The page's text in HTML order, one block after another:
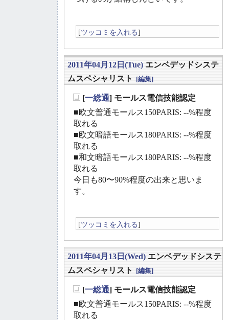
[ツッコミを入れる]
2011年04月12日(Tue) エンベデッドシステ
ムスペシャリスト
[編集]
[一総通] モールス電信技能認定
■欧文普通モールス150PARIS: --%程度
取れる
■欧文暗語モールス180PARIS: --%程度
取れる
■和文暗語モールス180PARIS: --%程度
取れる
今日も80〜90%程度の出来と思いま
す。
[ツッコミを入れる]
2011年04月13日(Wed) エンベデッドシステ
ムスペシャリスト
[編集]
[一総通] モールス電信技能認定
■欧文普通モールス150PARIS: --%程度
取れる